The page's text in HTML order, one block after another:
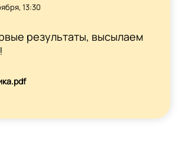
13:30
результаты, высылаем